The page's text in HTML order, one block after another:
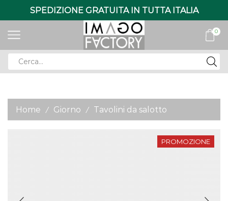
SPEDIZIONE GRATUITA IN TUTTA ITALIA
0
input
Home / Giorno / Tavolini da salotto
PROMOZIONE